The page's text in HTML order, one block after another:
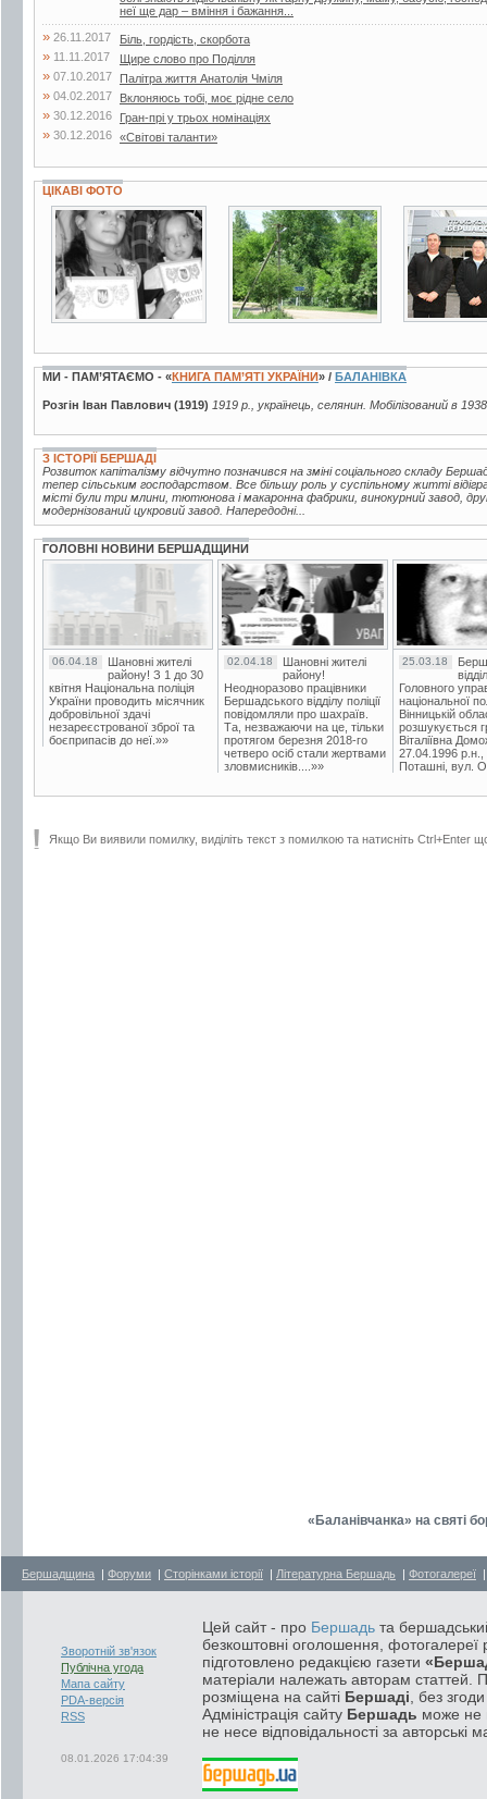
неї ще дар – вміння і бажання...
» 26.11.2017 Біль, гордість, скорбота
» 11.11.2017 Щире слово про Поділля
» 07.10.2017 Палітра життя Анатолія Чміля
» 04.02.2017 Вклоняюсь тобі, моє рідне село
» 30.12.2016 Гран-прі у трьох номінаціях
» 30.12.2016 «Світові таланти»
ЦІКАВІ ФОТО
3 фото 7 фото 3 фото
МИ - ПАМ’ЯТАЄМО - «КНИГА ПАМ’ЯТІ УКРАЇНИ» / БАЛАНІВКА
Розгін Іван Павлович (1919) 1919 р., українець, селянин. Мобілізований в
З ІСТОРІЇ БЕРШАДІ
Розвиток капіталізму відчутно позначився на зміні соціального складу
тепер сільським господарством. Все більшу роль у суспільному житті
місті були три млини, тютюнова і макаронна фабрики, винокурний завод,
модернізований цукровий завод. Напередодні...
ГОЛОВНІ НОВИНИ БЕРШАДЩИНИ
06.04.18
Шановні жителі
району! З 1 до 30
квітня Національна поліція
України проводить місячник
добровільної здачі
незареєстрованої зброї та
боєприпасів до неї.»»
02.04.18
Шановні жителі
району!
Неодноразово працівники
Бершадського відділу поліції
повідомляли про шахраїв.
Та, незважаючи на це, тільки
протягом березня 2018-го
четверо осіб стали жертвами
зловмисників....»»
25.03.18
Головного
національної
Вінницькій
розшукується
Віталіївна
27.04.1996 р.н.,
Поташні, вул.
Якщо Ви виявили помилку, виділіть текст з помилкою та натисніть Ctrl+Enter
«Баланівчанка» на святі
Бершадщина | Форуми | Сторінками історії | Літературна Бершадь | Фотогалереї
Зворотній зв'язок
Публічна угода
Мапа сайту
PDA-версія
RSS
08.01.2026 17:04:39
Цей сайт - про Бершадь та
безкоштовні оголошення, фотогалереї
підготовлено редакцією газети
матеріали належать авторам статтей.
розміщена на сайті Бершаді , без
Адміністрація сайту Бершадь може не
не несе відповідальності за авторські